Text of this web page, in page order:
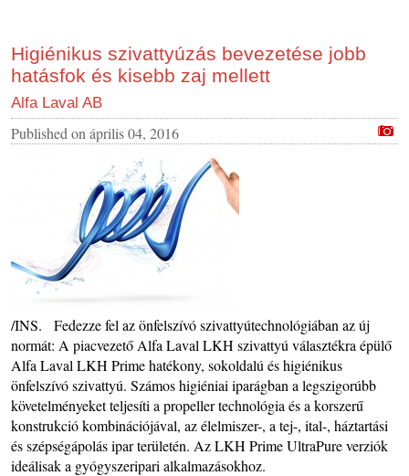
Higiénikus szivattyúzás bevezetése jobb
hatásfok és kisebb zaj mellett
Alfa Laval AB
Published on április 04, 2016
/INS. Fedezze fel az önfelszívó szivattyútechnológiában az új
normát: A piacvezető Alfa Laval LKH szivattyú választékra épülő
Alfa Laval LKH Prime hatékony, sokoldalú és higiénikus
önfelszívó szivattyú. Számos higiéniai iparágban a legszigorúbb
követelményeket teljesíti a propeller technológia és a korszerű
konstrukció kombinációjával, az élelmiszer-, a tej-, ital-, háztartási
és szépségápolás ipar területén. Az LKH Prime UltraPure verziók
ideálisak a gyógyszeripari alkalmazásokhoz.